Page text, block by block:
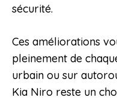
sécurité.
Ces améliorations
pleinement de
urbain ou sur
Kia Niro reste un